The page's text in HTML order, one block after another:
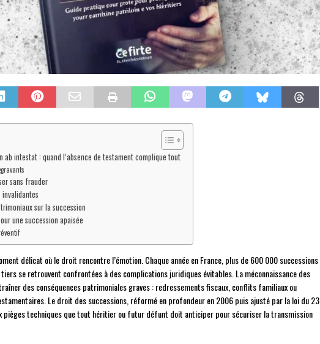
ab intestat : quand l’absence de testament complique tout
sans frauder
sur la succession
une succession apaisée
délicat où le droit rencontre l’émotion. Chaque année en France, plus de 600 000 successions
se retrouvent confrontées à des complications juridiques évitables. La méconnaissance des
des conséquences patrimoniales graves : redressements fiscaux, conflits familiaux ou
Le droit des successions, réformé en profondeur en 2006 puis ajusté par la loi du 23
pièges techniques que tout héritier ou futur défunt doit anticiper pour sécuriser la transmission